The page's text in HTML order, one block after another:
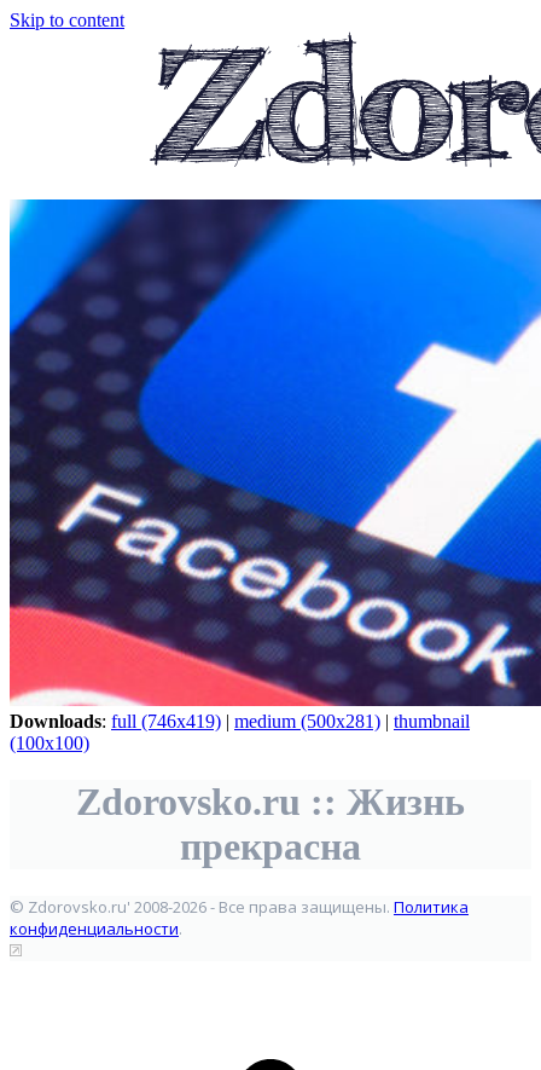
Skip to content
Downloads: full (746x419) | medium (500x281) | thumbnail
(100x100)
Zdorovsko.ru :: Жизнь
прекрасна
© Zdorovsko.ru' 2008-2026 - Все права защищены. Политика
конфиденциальности.